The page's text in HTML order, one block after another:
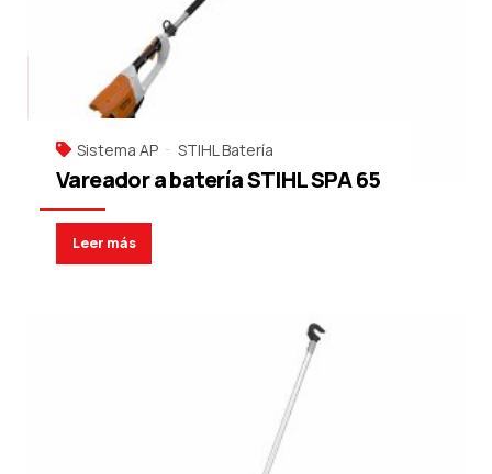
Sistema AP STIHL Batería
Vareador a batería STIHL SPA 65
Leer más